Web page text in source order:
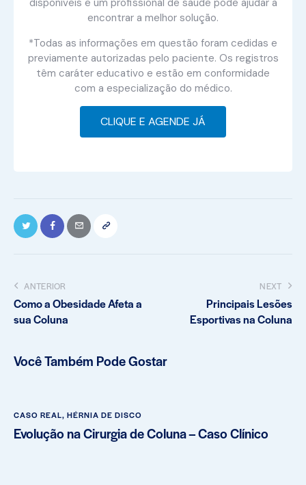
disponíveis e um profissional de saúde pode ajudar a
encontrar a melhor solução.
*Todas as informações em questão foram cedidas e
previamente autorizadas pelo paciente. Os registros
têm caráter educativo e estão em conformidade
com a especialização do médico.
CLIQUE E AGENDE JÁ
ANTERIOR
Como a Obesidade Afeta a
sua Coluna
NEXT
Principais Lesões
Esportivas na Coluna
Você Também Pode Gostar
CASO REAL, HÉRNIA DE DISCO
Evolução na Cirurgia de Coluna – Caso Clínico